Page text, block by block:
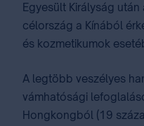
Egyesült Királyság
célország a Kínából
és kozmetikumok
A legtöbb veszélyes
vámhatósági
Hongkongból (19